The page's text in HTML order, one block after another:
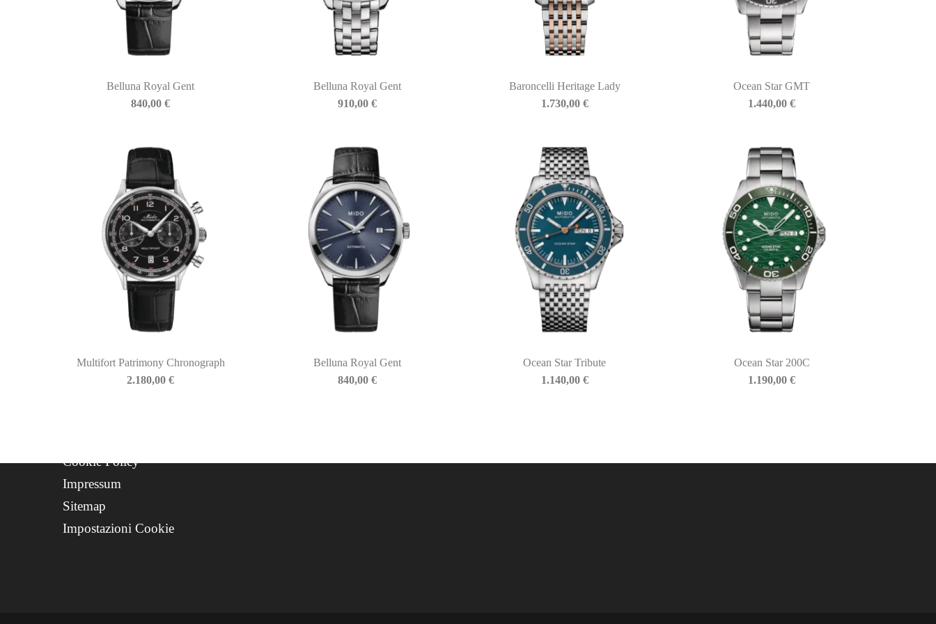
Belluna Royal Gent
840,00€
Belluna Royal Gent
910,00€
Baroncelli Heritage Lady
1.730,00 €
Ocean Star GMT
1.440,00€
Multifort Patrimony Chronograph
2.180,00€
Belluna Royal Gent
840,00€
Ocean Star Tribute
1.140,00 €
Ocean Star 200C
1.190,00€
BIASINI JEWELRY
39012 Merano (BZ) – Italy
Telefono: +39 0473 236173
info@biasinijewelry.it
P.IVA: IT01508870217
QUICKLINKS
WhatsApp Support
Cookie Policy
Impressum
Sitemap
Impostazioni Cookie